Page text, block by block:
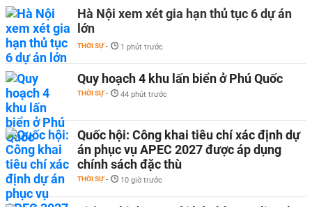
Hà Nội xem xét gia hạn thủ tục 6 dự án
lớn
THỜI SỰ - 1 phút trước
Quy hoạch 4 khu lấn biển ở Phú Quốc
THỜI SỰ - 44 phút trước
Quốc hội: Công khai tiêu chí xác định dự
án phục vụ APEC 2027 được áp dụng
chính sách đặc thù
THỜI SỰ - 10 giờ trước